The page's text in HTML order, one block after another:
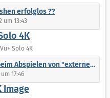
erfolglos ??
um 13:43
4K
Solo 4K
"externen" Files nur über die Help-Taste möglich
17:46
Image